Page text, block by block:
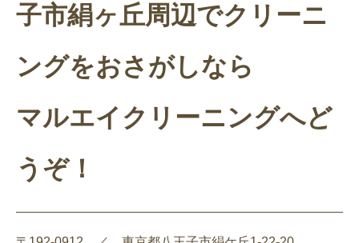
子市絹ヶ丘周辺でクリーニ
ングをおさがしなら
マルエイクリーニングへど
うぞ！